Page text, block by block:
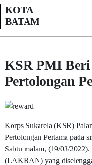
KOTA
BATAM
KSR PMI Beri
Pertolongan
Korps Sukarela (KSR)
Pertolongan Pertama pada
Sabtu malam, (19/03/
(LAKBAN) yang